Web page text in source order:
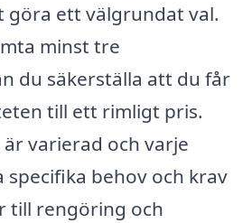
göra ett välgrundat val.
minst tre
du säkerställa att du får
till ett rimligt pris.
varierad och varje
behov och krav
till rengöring och